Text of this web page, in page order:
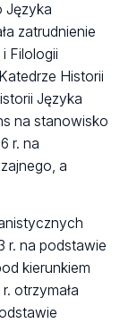
Języka
zatrudnienie
Filologii
Historii
Języka
na stanowisko
r. na
a
r. na podstawie
kierunkiem
otrzymała